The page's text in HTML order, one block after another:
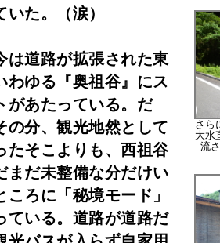
いた。（涙）
道路が拡張された東
わゆる『奥祖谷』にス
があたっている。だ
の分、観光地然として
たそこよりも、西祖谷
まだ未整備な分だけい
ころに「秘境モード」
ている。道路が道路だ
さら
大水
流